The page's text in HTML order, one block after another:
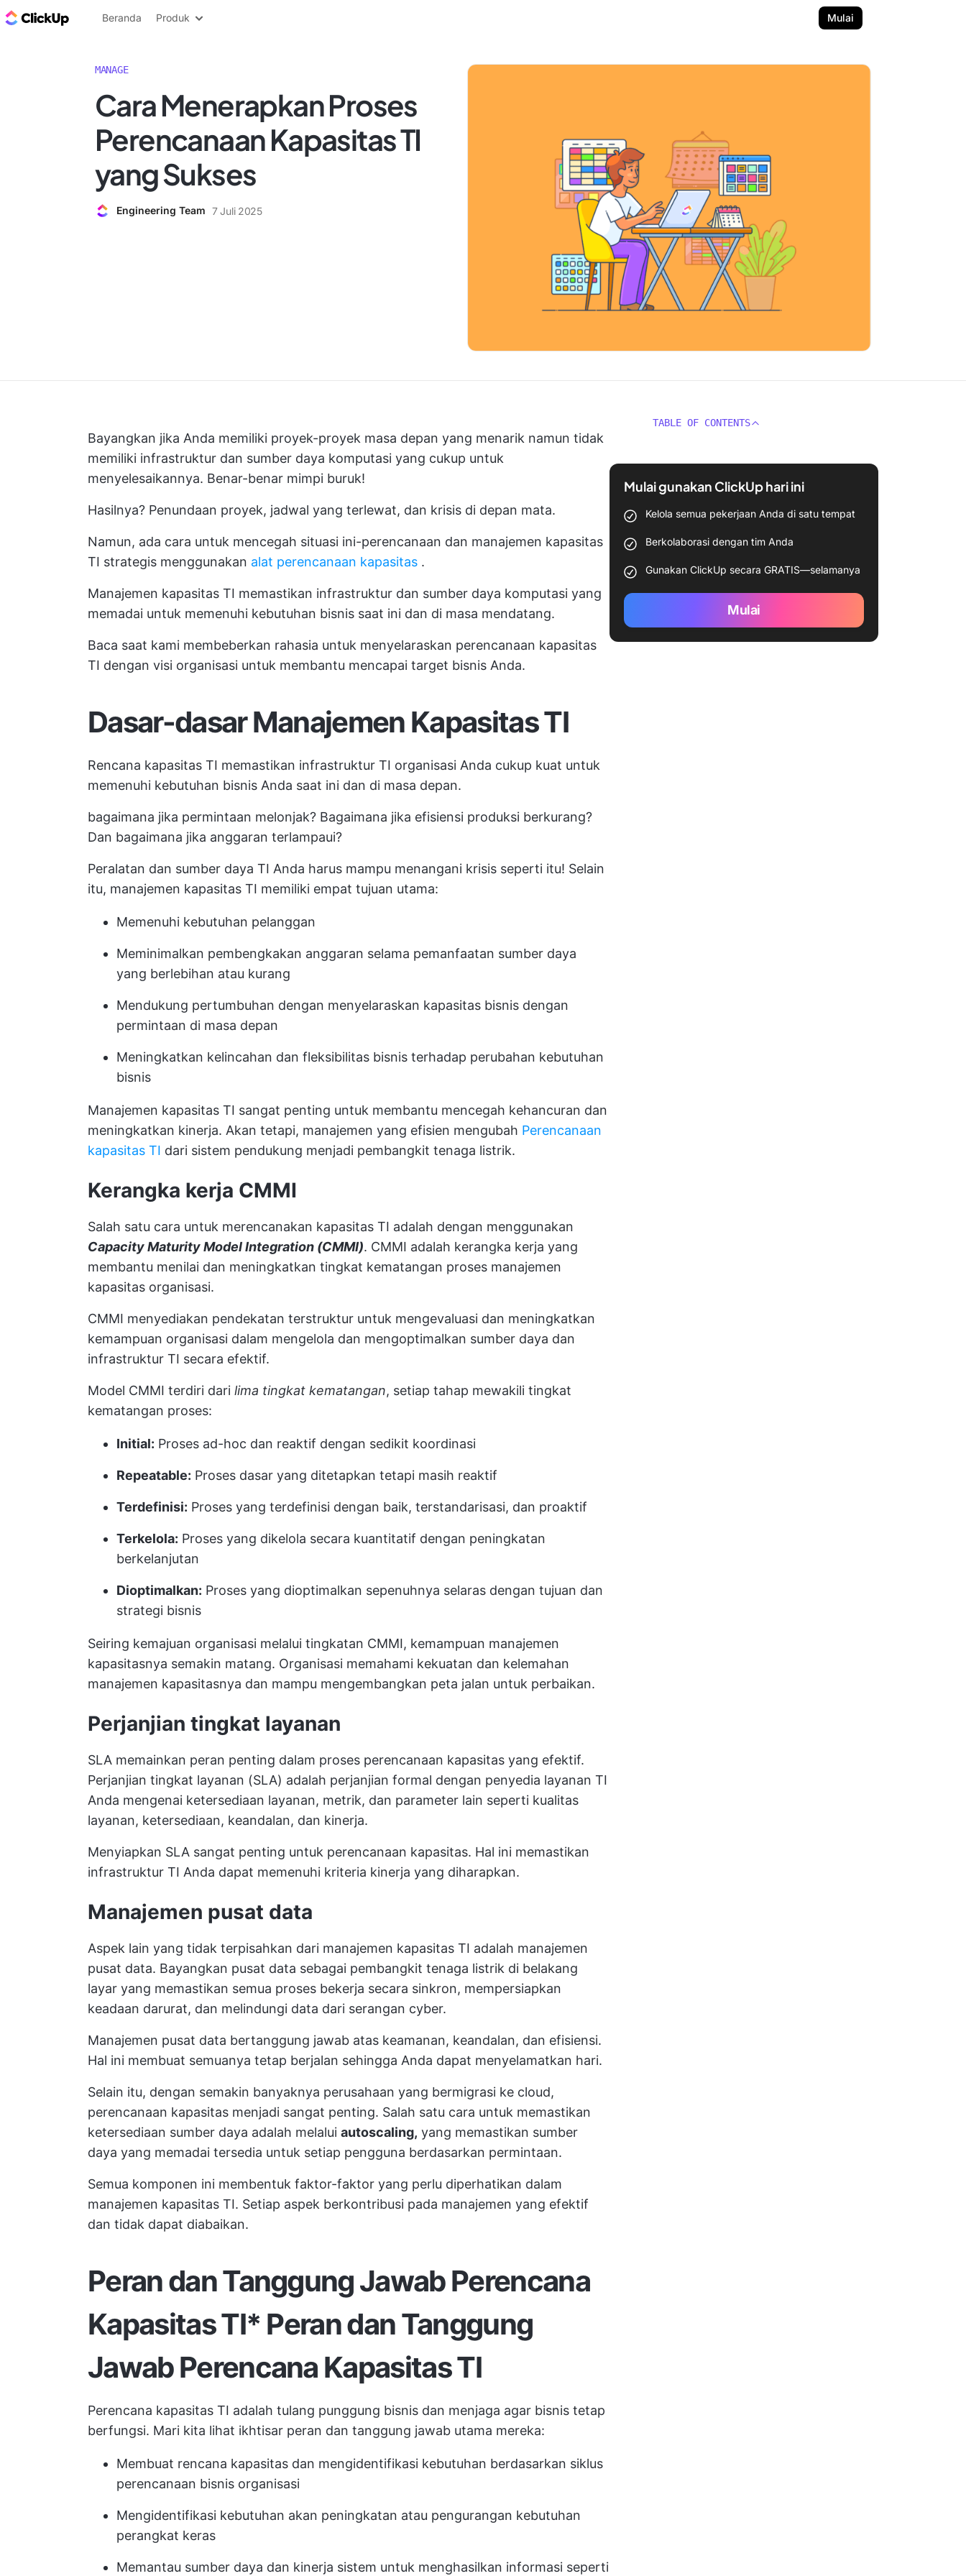
Blog ClickUp
Beranda Produk Mulai
MANAGE
Cara Menerapkan Proses
Perencanaan Kapasitas TI
yang Sukses
Engineering Team 7 Juli 2025
Bayangkan jika Anda memiliki proyek-proyek masa depan yang menarik namun tidak
memiliki infrastruktur dan sumber daya komputasi yang cukup untuk
menyelesaikannya. Benar-benar mimpi buruk!
Hasilnya? Penundaan proyek, jadwal yang terlewat, dan krisis di depan mata.
Namun, ada cara untuk mencegah situasi ini-perencanaan dan manajemen kapasitas
TI strategis menggunakan alat perencanaan kapasitas .
Manajemen kapasitas TI memastikan infrastruktur dan sumber daya komputasi yang
memadai untuk memenuhi kebutuhan bisnis saat ini dan di masa mendatang.
Baca saat kami membeberkan rahasia untuk menyelaraskan perencanaan kapasitas
TI dengan visi organisasi untuk membantu mencapai target bisnis Anda.
Dasar-dasar Manajemen Kapasitas TI
Rencana kapasitas TI memastikan infrastruktur TI organisasi Anda cukup kuat untuk
memenuhi kebutuhan bisnis Anda saat ini dan di masa depan.
bagaimana jika permintaan melonjak? Bagaimana jika efisiensi produksi berkurang?
Dan bagaimana jika anggaran terlampaui?
Peralatan dan sumber daya TI Anda harus mampu menangani krisis seperti itu! Selain
itu, manajemen kapasitas TI memiliki empat tujuan utama:
Memenuhi kebutuhan pelanggan
Meminimalkan pembengkakan anggaran selama pemanfaatan sumber daya
yang berlebihan atau kurang
Mendukung pertumbuhan dengan menyelaraskan kapasitas bisnis dengan
permintaan di masa depan
Meningkatkan kelincahan dan fleksibilitas bisnis terhadap perubahan kebutuhan
bisnis
Manajemen kapasitas TI sangat penting untuk membantu mencegah kehancuran dan
meningkatkan kinerja. Akan tetapi, manajemen yang efisien mengubah Perencanaan
kapasitas TI dari sistem pendukung menjadi pembangkit tenaga listrik.
Kerangka kerja CMMI
Salah satu cara untuk merencanakan kapasitas TI adalah dengan menggunakan
Capacity Maturity Model Integration (CMMI). CMMI adalah kerangka kerja yang
membantu menilai dan meningkatkan tingkat kematangan proses manajemen
kapasitas organisasi.
CMMI menyediakan pendekatan terstruktur untuk mengevaluasi dan meningkatkan
kemampuan organisasi dalam mengelola dan mengoptimalkan sumber daya dan
infrastruktur TI secara efektif.
Model CMMI terdiri dari lima tingkat kematangan, setiap tahap mewakili tingkat
kematangan proses:
Initial: Proses ad-hoc dan reaktif dengan sedikit koordinasi
Repeatable: Proses dasar yang ditetapkan tetapi masih reaktif
Terdefinisi: Proses yang terdefinisi dengan baik, terstandarisasi, dan proaktif
Terkelola: Proses yang dikelola secara kuantitatif dengan peningkatan
berkelanjutan
Dioptimalkan: Proses yang dioptimalkan sepenuhnya selaras dengan tujuan dan
strategi bisnis
Seiring kemajuan organisasi melalui tingkatan CMMI, kemampuan manajemen
kapasitasnya semakin matang. Organisasi memahami kekuatan dan kelemahan
manajemen kapasitasnya dan mampu mengembangkan peta jalan untuk perbaikan.
Perjanjian tingkat layanan
SLA memainkan peran penting dalam proses perencanaan kapasitas yang efektif.
Perjanjian tingkat layanan (SLA) adalah perjanjian formal dengan penyedia layanan TI
Anda mengenai ketersediaan layanan, metrik, dan parameter lain seperti kualitas
layanan, ketersediaan, keandalan, dan kinerja.
Menyiapkan SLA sangat penting untuk perencanaan kapasitas. Hal ini memastikan
infrastruktur TI Anda dapat memenuhi kriteria kinerja yang diharapkan.
Manajemen pusat data
Aspek lain yang tidak terpisahkan dari manajemen kapasitas TI adalah manajemen
pusat data. Bayangkan pusat data sebagai pembangkit tenaga listrik di belakang
layar yang memastikan semua proses bekerja secara sinkron, mempersiapkan
keadaan darurat, dan melindungi data dari serangan cyber.
Manajemen pusat data bertanggung jawab atas keamanan, keandalan, dan efisiensi.
Hal ini membuat semuanya tetap berjalan sehingga Anda dapat menyelamatkan hari.
Selain itu, dengan semakin banyaknya perusahaan yang bermigrasi ke cloud,
perencanaan kapasitas menjadi sangat penting. Salah satu cara untuk memastikan
ketersediaan sumber daya adalah melalui autoscaling, yang memastikan sumber
daya yang memadai tersedia untuk setiap pengguna berdasarkan permintaan.
Semua komponen ini membentuk faktor-faktor yang perlu diperhatikan dalam
manajemen kapasitas TI. Setiap aspek berkontribusi pada manajemen yang efektif
dan tidak dapat diabaikan.
Peran dan Tanggung Jawab Perencana
Kapasitas TI* Peran dan Tanggung
Jawab Perencana Kapasitas TI
Perencana kapasitas TI adalah tulang punggung bisnis dan menjaga agar bisnis tetap
berfungsi. Mari kita lihat ikhtisar peran dan tanggung jawab utama mereka:
Membuat rencana kapasitas dan mengidentifikasi kebutuhan berdasarkan siklus
perencanaan bisnis organisasi
Mengidentifikasi kebutuhan akan peningkatan atau pengurangan kebutuhan
perangkat keras
Memantau sumber daya dan kinerja sistem untuk menghasilkan informasi seperti
TABLE OF CONTENTS
Mulai gunakan ClickUp hari ini
Kelola semua pekerjaan Anda di satu tempat
Berkolaborasi dengan tim Anda
Gunakan ClickUp secara GRATIS—selamanya
Mulai